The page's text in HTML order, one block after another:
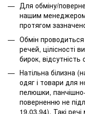
Для обміну/
нашим менеджером
протягом
Обмін
речей, цілісності
бирок, відсутність
Натільна білизна
одяг і товари для
пелюшки,
поверненню не
19.03.94). Такі